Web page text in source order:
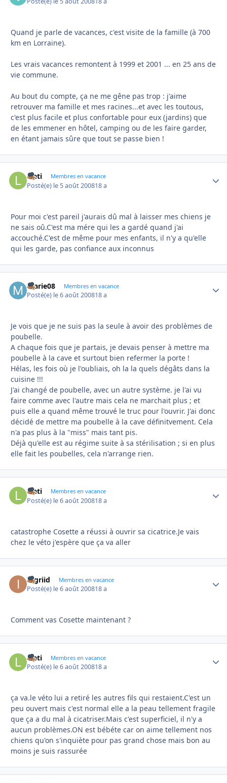
Quand je parle de vacances, c'est visite de la famille (à 700
km en Lorraine).
Les vrais vacances remontent à 1999 et 2001 ... en 25 ans de
vie commune.
Au bout du compte, ça ne me gêne pas trop : j'aime
retrouver ma famille et mes racines...et avec les toutous,
c'est plus facile et plus confortable pour eux (jardins) que
de les emmener en hôtel, camping ou de les faire garder,
en étant jamais sûre que tout se passe bien !
laeti Membres en vacance
Posté(e) le 5 août 200818 a
Pour moi c'est pareil j'aurais dû mal à laisser mes chiens je
ne sais oû.C'est ma mére qui les a gardé quand j'ai
accouché.C'est de même pour mes enfants, il n'y a qu'elle
qui les garde, pas confiance aux inconnus
marie08 Membres en vacance
Posté(e) le 6 août 200818 a
Je vois que je ne suis pas la seule à avoir des problèmes de
poubelle.
A chaque fois que je partais, je devais penser à mettre ma
poubelle à la cave et surtout bien refermer la porte !
Hélas, les fois où je l'oubliais, oh la la quels dégâts dans la
cuisine !!!
J'ai changé de poubelle, avec un autre système. je l'ai vu
faire comme avec l'autre mais cela ne marchait plus ; et
puis elle a quand même trouvé le truc pour l'ouvrir. J'ai donc
décidé de mettre ma poubelle à la cave définitvement. Cela
n'a pas plus à la "miss" mais tant pis.
Déjà qu'elle est au régime suite à sa stérilisation ; si en plus
elle fait les poubelles, cela n'arrange rien.
laeti Membres en vacance
Posté(e) le 6 août 200818 a
catastrophe Cosette a réussi à ouvrir sa cicatrice.Je vais
chez le véto j'espère que ça va aller
Ingriid Membres en vacance
Posté(e) le 6 août 200818 a
Comment vas Cosette maintenant ?
laeti Membres en vacance
Posté(e) le 6 août 200818 a
ça va.le véto lui a retiré les autres fils qui restaient.C'est un
peu ouvert mais c'est normal elle a la peau tellement fragile
que ça a du mal à cicatriser.Mais c'est superficiel, il n'y a
aucun problèmes.ON est bébéte car on aime tellement nos
chiens qu'on s'inquiète pour pas grand chose mais bon au
moins je suis rassurée